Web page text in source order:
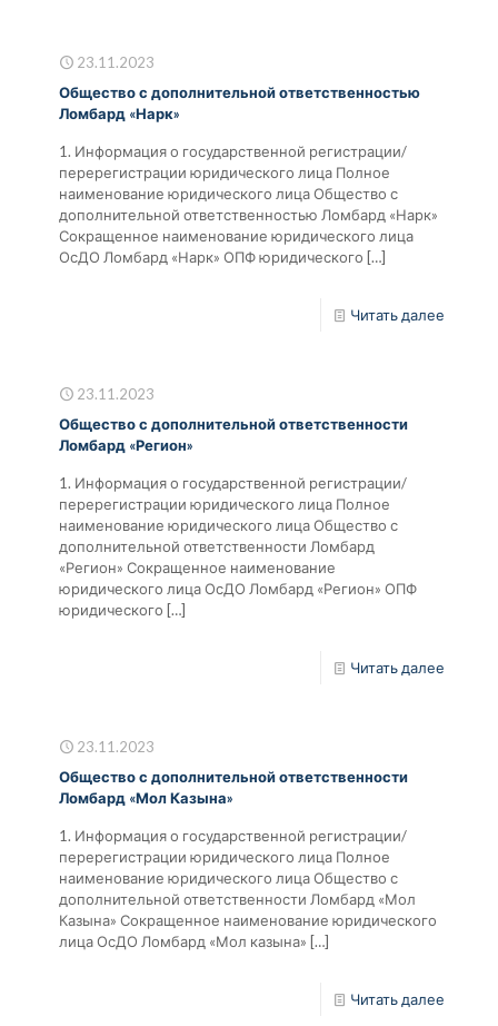
23.11.2023
Общество с дополнительной ответственностью
Ломбард «Нарк»
1. Информация о государственной регистрации/
перерегистрации юридического лица Полное
наименование юридического лица Общество с
дополнительной ответственностью Ломбард «Нарк»
Сокращенное наименование юридического лица
ОсДО Ломбард «Нарк» ОПФ юридического […]
Читать далее
23.11.2023
Общество с дополнительной ответственности
Ломбард «Регион»
1. Информация о государственной регистрации/
перерегистрации юридического лица Полное
наименование юридического лица Общество с
дополнительной ответственности Ломбард
«Регион» Сокращенное наименование
юридического лица ОсДО Ломбард «Регион» ОПФ
юридического […]
Читать далее
23.11.2023
Общество с дополнительной ответственности
Ломбард «Мол Казына»
1. Информация о государственной регистрации/
перерегистрации юридического лица Полное
наименование юридического лица Общество с
дополнительной ответственности Ломбард «Мол
Казына» Сокращенное наименование юридического
лица ОсДО Ломбард «Мол казына» […]
Читать далее